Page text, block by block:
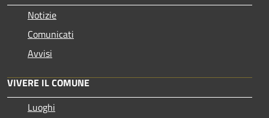
Notizie
Comunicati
Avvisi
VIVERE IL COMUNE
Luoghi